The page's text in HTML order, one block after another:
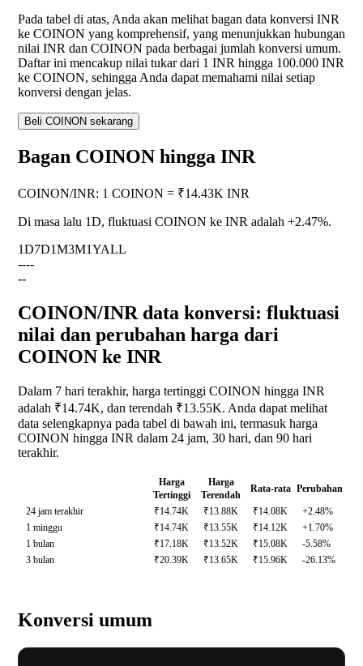
Pada tabel di atas, Anda akan melihat bagan data konversi INR
ke COINON yang komprehensif, yang menunjukkan hubungan
nilai INR dan COINON pada berbagai jumlah konversi umum.
Daftar ini mencakup nilai tukar dari 1 INR hingga 100.000 INR
ke COINON, sehingga Anda dapat memahami nilai setiap
konversi dengan jelas.
Beli COINON sekarang
Bagan COINON hingga INR
COINON/INR: 1 COINON = ₹14.43K INR
Di masa lalu 1D, fluktuasi COINON ke INR adalah +2.47%.
1D7D1M3M1YALL
----
--
COINON/INR data konversi: fluktuasi
nilai dan perubahan harga dari
COINON ke INR
Dalam 7 hari terakhir, harga tertinggi COINON hingga INR
adalah ₹14.74K, dan terendah ₹13.55K. Anda dapat melihat
data selengkapnya pada tabel di bawah ini, termasuk harga
COINON hingga INR dalam 24 jam, 30 hari, dan 90 hari
terakhir.
Harga
Tertinggi
Harga
Terendah
Rata-rata Perubahan
24 jam terakhir
₹14.74K ₹13.88K ₹14.08K
+2.48%
1 minggu
₹14.74K ₹13.55K ₹14.12K
+1.70%
1 bulan
₹17.18K ₹13.52K ₹15.08K
-5.58%
3 bulan
₹20.39K ₹13.65K ₹15.96K -26.13%
Konversi umum